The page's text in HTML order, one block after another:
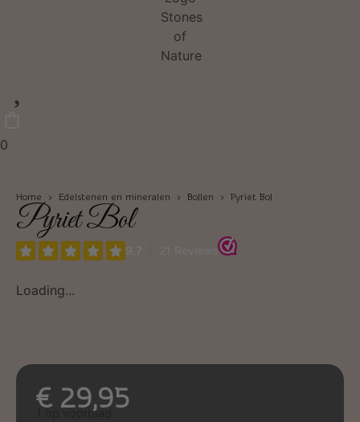
0
Home › Edelstenen en mineralen › Bollen › Pyriet Bol
Pyriet Bol
Loading...
€29,95
1 op voorraad